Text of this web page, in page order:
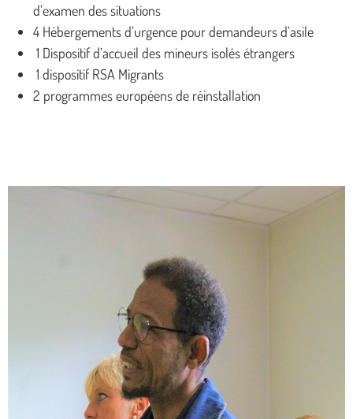
d’examen des situations
4 Hébergements d’urgence pour demandeurs d’asile
1 Dispositif d’accueil des mineurs isolés étrangers
1 dispositif RSA Migrants
2 programmes européens de réinstallation